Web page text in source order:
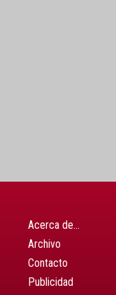
Acerca de…
Archivo
Contacto
Publicidad